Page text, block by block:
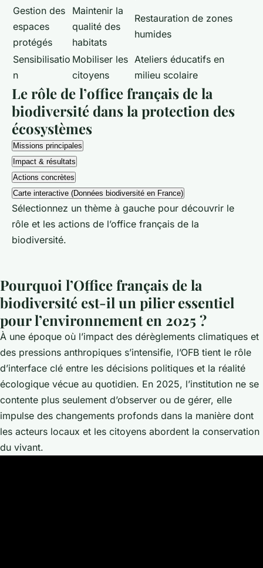
Gestion des
espaces
protégés
Maintenir la
qualité des
habitats
Restauration de zones
humides
Sensibilisatio
n
Mobiliser les
citoyens
Ateliers éducatifs en
milieu scolaire
Le rôle de l’office français de la
biodiversité dans la protection des
écosystèmes
Missions principales
Impact & résultats
Actions concrètes
Carte interactive (Données biodiversité en France)
Sélectionnez un thème à gauche pour découvrir le
rôle et les actions de l’office français de la
biodiversité.
Pourquoi l’Office français de la
biodiversité est-il un pilier essentiel
pour l’environnement en 2025 ?
À une époque où l’impact des dérèglements climatiques et
des pressions anthropiques s’intensifie, l’OFB tient le rôle
d’interface clé entre les décisions politiques et la réalité
écologique vécue au quotidien. En 2025, l’institution ne se
contente plus seulement d’observer ou de gérer, elle
impulse des changements profonds dans la manière dont
les acteurs locaux et les citoyens abordent la conservation
du vivant.